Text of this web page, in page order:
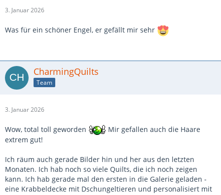
3. Januar 2026
Was für ein schöner Engel, er gefällt mir sehr
CharmingQuilts
Team
3. Januar 2026
Wow, total toll geworden
Mir gefallen auch die Haare
extrem gut!
Ich räum auch gerade Bilder hin und her aus den letzten
Monaten. Ich hab noch so viele Quilts, die ich noch zeigen
kann. Ich hab gerade mal den ersten in die Galerie geladen -
eine Krabbeldecke mit Dschungeltieren und personalisiert mit